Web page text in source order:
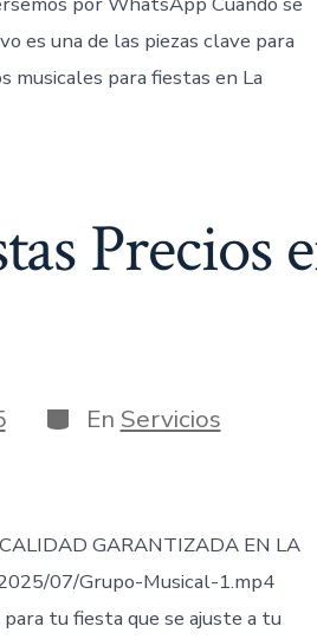
es una de las piezas clave para
musicales para fiestas en La
Precios
Categorías
En Servicios
CALIDAD GARANTIZADA EN LA
07/Grupo-Musical-1.mp4
tu fiesta que se ajuste a tu